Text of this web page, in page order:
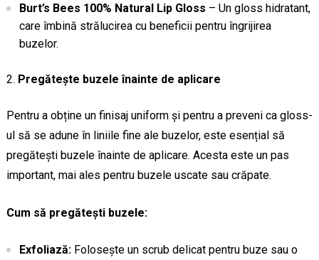
Burt’s Bees 100% Natural Lip Gloss – Un gloss hidratant,
care îmbină strălucirea cu beneficii pentru îngrijirea
buzelor.
Pregătește buzele înainte de aplicare
Pentru a obține un finisaj uniform și pentru a preveni ca gloss-
ul să se adune în liniile fine ale buzelor, este esențial să
pregătești buzele înainte de aplicare. Acesta este un pas
important, mai ales pentru buzele uscate sau crăpate.
Cum să pregătești buzele:
Exfoliază:Folosește un scrub delicat pentru buze sau o